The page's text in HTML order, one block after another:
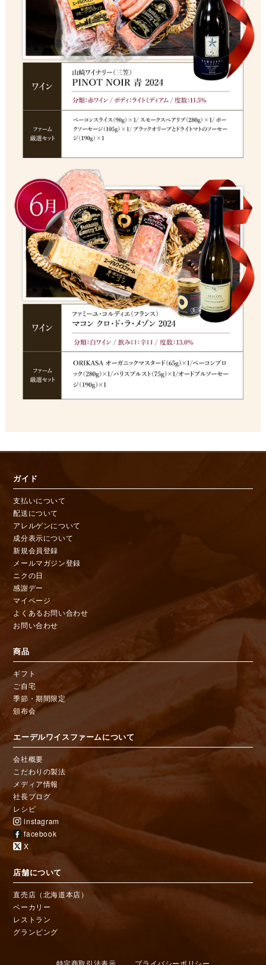
ガイド
支払いについて
配送について
アレルゲンについて
成分表示について
新規会員登録
メールマガジン登録
ニクの日
感謝デー
マイページ
よくあるお問い合わせ
お問い合わせ
商品
ギフト
ご自宅
季節・期間限定
頒布会
エーデルワイスファームについて
会社概要
こだわりの製法
メディア情報
社長ブログ
レシピ
instagram
facebook
X
店舗について
直売店（北海道本店）
ベーカリー
レストラン
グランピング